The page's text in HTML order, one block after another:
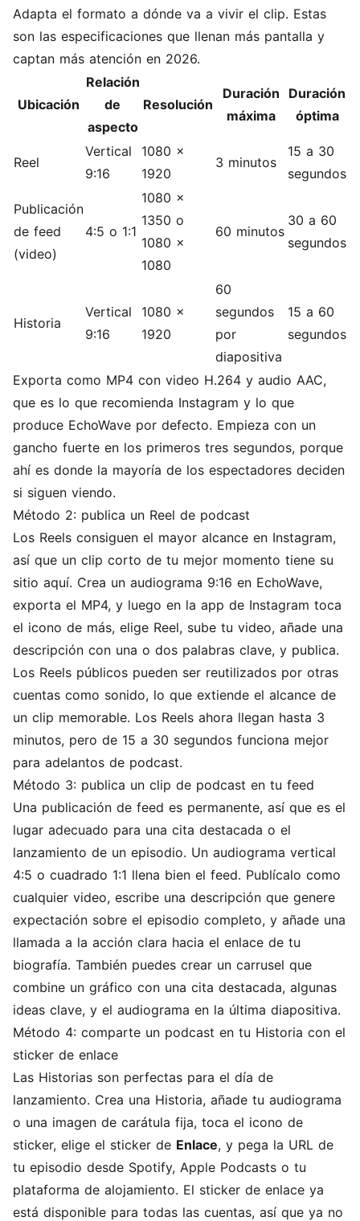
Adapta el formato a dónde va a vivir el clip. Estas
son las especificaciones que llenan más pantalla y
captan más atención en 2026.
Ubicación
Relación
de
aspecto
Resolución
Duración
máxima
Duración
óptima
Reel
Vertical
9:16
1080 x
1920
3 minutos
15 a 30
segundos
Publicación
de feed
(video)
4:5 o 1:1
1080 x
1350 o
1080 x
1080
60 minutos
30 a 60
segundos
Historia
Vertical
9:16
1080 x
1920
60
segundos
por
diapositiva
15 a 60
segundos
Exporta como MP4 con video H.264 y audio AAC,
que es lo que recomienda Instagram y lo que
produce EchoWave por defecto. Empieza con un
gancho fuerte en los primeros tres segundos, porque
ahí es donde la mayoría de los espectadores deciden
si siguen viendo.
Método 2: publica un Reel de podcast
Los Reels consiguen el mayor alcance en Instagram,
así que un clip corto de tu mejor momento tiene su
sitio aquí. Crea un audiograma 9:16 en EchoWave,
exporta el MP4, y luego en la app de Instagram toca
el icono de más, elige Reel, sube tu video, añade una
descripción con una o dos palabras clave, y publica.
Los Reels públicos pueden ser reutilizados por otras
cuentas como sonido, lo que extiende el alcance de
un clip memorable. Los Reels ahora llegan hasta 3
minutos, pero de 15 a 30 segundos funciona mejor
para adelantos de podcast.
Método 3: publica un clip de podcast en tu feed
Una publicación de feed es permanente, así que es el
lugar adecuado para una cita destacada o el
lanzamiento de un episodio. Un audiograma vertical
4:5 o cuadrado 1:1 llena bien el feed. Publícalo como
cualquier video, escribe una descripción que genere
expectación sobre el episodio completo, y añade una
llamada a la acción clara hacia el enlace de tu
biografía. También puedes crear un carrusel que
combine un gráfico con una cita destacada, algunas
ideas clave, y el audiograma en la última diapositiva.
Método 4: comparte un podcast en tu Historia con el
sticker de enlace
Las Historias son perfectas para el día de
lanzamiento. Crea una Historia, añade tu audiograma
o una imagen de carátula fija, toca el icono de
sticker, elige el sticker de Enlace, y pega la URL de
tu episodio desde Spotify, Apple Podcasts o tu
plataforma de alojamiento. El sticker de enlace ya
está disponible para todas las cuentas, así que ya no